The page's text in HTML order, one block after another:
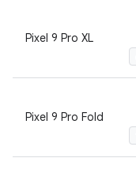
Pixel 9 Pro XL
Pixel 9 Pro Fold